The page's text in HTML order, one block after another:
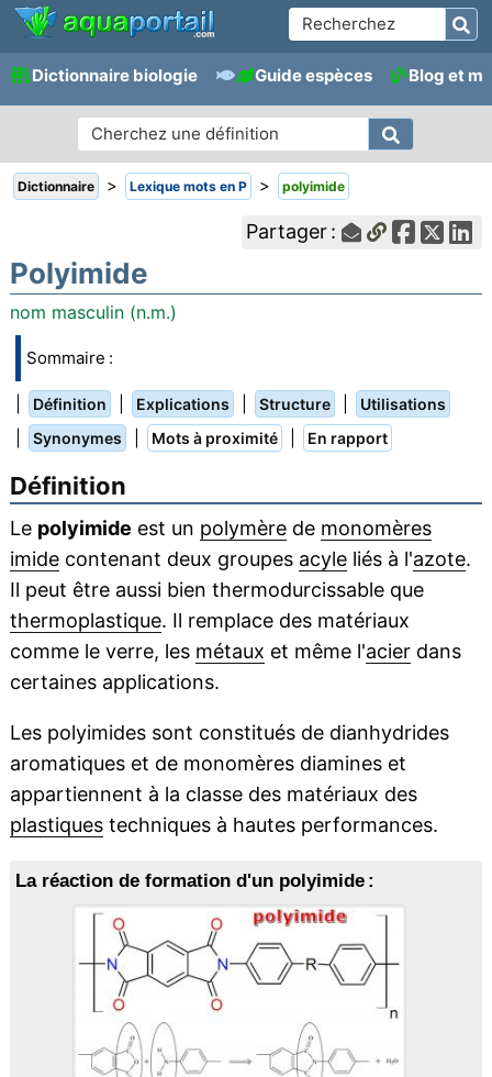
Dictionnaire biologie Guide espèces Blog et
Dictionnaire > Lexique mots en P > polyimide
Partager :
Polyimide
nom masculin (n.m.)
Sommaire :
Définition Explications Structure Utilisations
Synonymes Mots à proximité En rapport
Définition
Le polyimide est un polymèrede monomères
imidecontenant deux groupes acyleliés à l'azote.
Il peut être aussi bien thermodurcissable que
thermoplastique. Il remplace des matériaux
comme le verre, les métaux et même l'acierdans
certaines applications.
Les polyimides sont constitués de dianhydrides
aromatiques et de monomères diamines et
appartiennent à la classe des matériaux des
plastiquestechniques à hautes performances.
La réaction de formation d'un polyimide :